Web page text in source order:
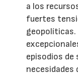
a los
fuertes
geopolíticas.
episodios de
necesidades